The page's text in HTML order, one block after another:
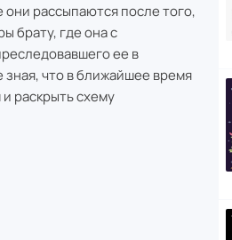
рассыпаются после того,
брату, где она с
ее в
зная, что в ближайшее время
раскрыть схему